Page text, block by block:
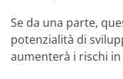
Se da una parte,
potenzialità di
aumenterà i rischi